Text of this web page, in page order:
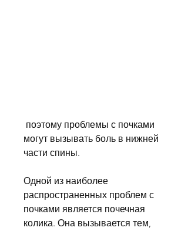
могут вызывать боль в нижней
части спины.
Одной из наиболее
распространенных проблем с
почками является почечная
колика. Она вызывается тем,